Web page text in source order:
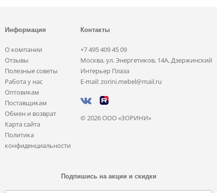
Информация
О компании
Отзывы
Полезные советы
Работа у нас
Оптовикам
Поставщикам
Обмен и возврат
Карта сайта
Политика
конфиденциальности
Контакты
+7 495 409 45 09
Москва, ул. Энергетиков, 14А, Дзержинский
Интерьер Плаза
E-mail: zorini.mebel@mail.ru
© 2026 ООО «ЗОРИНИ»
Подпишись на акции и скидки